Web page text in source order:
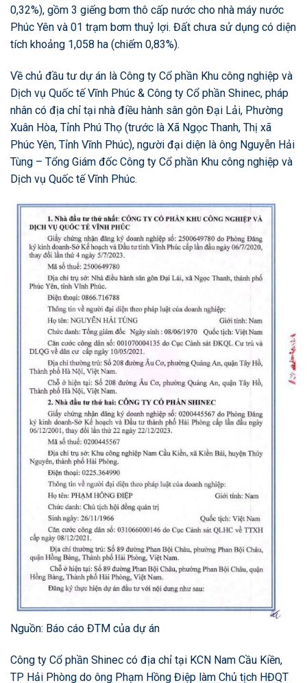
0,32%), gồm 3 giếng bơm thô cấp nước cho nhà máy nước
Phúc Yên và 01 trạm bơm thuỷ lợi. Đất chưa sử dụng có diện
tích khoảng 1,058 ha (chiếm 0,83%).
Về chủ đầu tư dự án là Công ty Cổ phần Khu công nghiệp và
Dịch vụ Quốc tế Vĩnh Phúc & Công ty Cổ phần Shinec, pháp
nhân có địa chỉ tại nhà điều hành sân gôn Đại Lải, Phường
Xuân Hòa, Tỉnh Phú Thọ (trước là Xã Ngọc Thanh, Thị xã
Phúc Yên, Tỉnh Vĩnh Phúc), người đại diện là ông Nguyễn Hải
Tùng – Tổng Giám đốc Công ty Cổ phần Khu công nghiệp và
Dịch vụ Quốc tế Vĩnh Phúc.
Nguồn: Báo cáo ĐTM của dự án
Công ty Cổ phần Shinec có địa chỉ tại KCN Nam Cầu Kiền,
TP Hải Phòng do ông Phạm Hồng Điệp làm Chủ tịch HĐQT